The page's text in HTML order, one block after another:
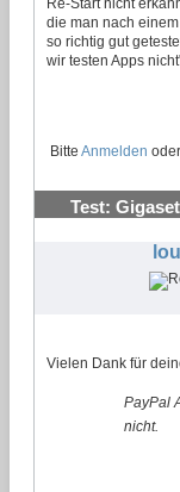
die man nach
so richtig gut
wir testen Apps
Bitte Anmelden oder
Test:
Vielen Dank für
PayPal
nicht.